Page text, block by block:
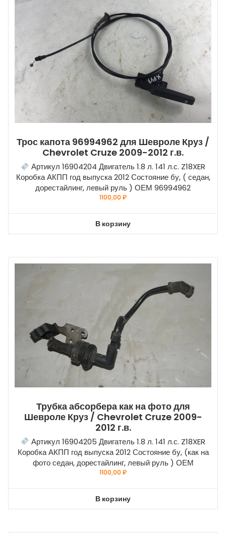
Трос капота 96994962 для Шевроле Круз /
Chevrolet Cruze 2009-2012 г.в.
Артикул 16904204 Двигатель 1.8 л. 141 л.с. Z18XER
Коробка АКПП год выпуска 2012 Состояние бу, ( седан,
дорестайлинг, левый руль ) ОЕМ 96994962
1100,00₽
В корзину
Трубка абсорбера как на фото для
Шевроле Круз / Chevrolet Cruze 2009-
2012 г.в.
Артикул 16904205 Двигатель 1.8 л. 141 л.с. Z18XER
Коробка АКПП год выпуска 2012 Состояние бу, (как на
фото седан, дорестайлинг, левый руль ) ОЕМ
1100,00₽
В корзину